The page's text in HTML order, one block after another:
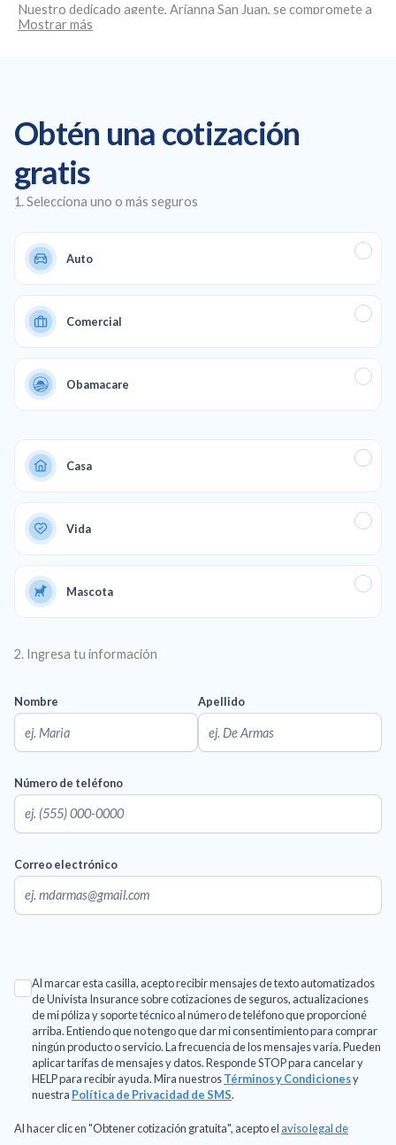
Nuestro dedicado agente, Arianna San Juan, se compromete a
brindar un servicio personalizado y asesoramiento experto.
garantizar una protección total en todos los aspectos de su
vida y su negocio.
Mostrar más
Obtén una cotización
gratis
1. Selecciona uno o más seguros
Auto
Comercial
Obamacare
Casa
Vida
Mascota
2. Ingresa tu información
Nombre Apellido
Número de teléfono
Correo electrónico
Al marcar esta casilla, acepto recibir mensajes de texto automatizados
de Univista Insurance sobre cotizaciones de seguros, actualizaciones
de mi póliza y soporte técnico al número de teléfono que proporcioné
arriba. Entiendo que no tengo que dar mi consentimiento para comprar
ningún producto o servicio. La frecuencia de los mensajes varía. Pueden
aplicar tarifas de mensajes y datos. Responde STOP para cancelar y
HELP para recibir ayuda. Mira nuestrosTérminos y Condicionesy
nuestra Política de Privacidad de SMS.
Al hacer clic en "Obtener cotización gratuita", acepto el aviso legal de